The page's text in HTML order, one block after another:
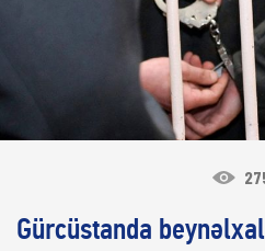
Gürcüstanda